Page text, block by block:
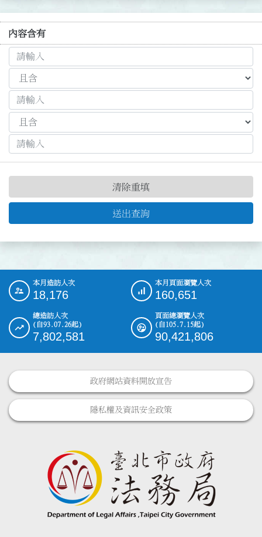
內容含有
送出查詢
清除重填
::: 本月造訪人次
18,176
本月頁面瀏覽人次
160,651
總造訪人次
(自93.07.26起)
7,802,581
頁面總瀏覽人次
(自105.7.15起)
90,421,806
政府網站資料開放宣告
隱私權及資訊安全政策